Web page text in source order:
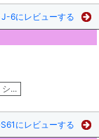
6にレビューする
...
にレビューする